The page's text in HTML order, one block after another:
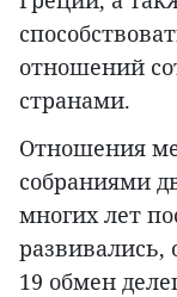
отношений
странами.
Отношения
собраниями
многих лет
развивались,
19 обмен